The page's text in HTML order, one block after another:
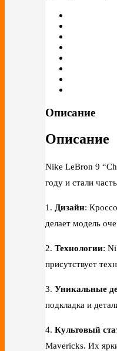
Описание
Описание
Nike LeBron 9
году и стали
1. Дизайн:
делает модель
2. Технологии:
присутствует
3. Уникальные
подкладка и
4. Культовый
Mavericks. Их